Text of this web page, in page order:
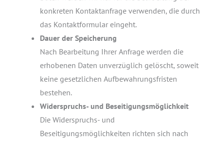
konkreten Kontaktanfrage verwenden, die durch
das Kontaktformular eingeht.
Dauer der Speicherung
Nach Bearbeitung Ihrer Anfrage werden die
erhobenen Daten unverzüglich gelöscht, soweit
keine gesetzlichen Aufbewahrungsfristen
bestehen.
Widerspruchs- und Beseitigungsmöglichkeit
Die Widerspruchs- und
Beseitigungsmöglichkeiten richten sich nach